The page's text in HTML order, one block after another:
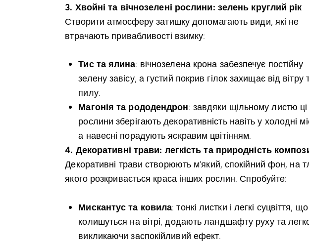
3. Хвойні та вічнозелені рослини: зелень круглий рік
Створити атмосферу затишку допомагають види, які не
втрачають привабливості взимку:
Тис та ялина: вічнозелена крона забезпечує постійну
зелену завісу, а густий покрив гілок захищає від вітру
пилу.
Магонія та рододендрон: завдяки щільному листю ці
рослини зберігають декоративність навіть у холодні
а навесні порадують яскравим цвітінням.
4. Декоративні трави: легкість та природність
Декоративні трави створюють м’який, спокійний фон, на
якого розкривається краса інших рослин. Спробуйте:
Мискантус та ковила: тонкі листки і легкі суцвіття, що
колишуться на вітрі, додають ландшафту руху та
викликаючи заспокійливий ефект.